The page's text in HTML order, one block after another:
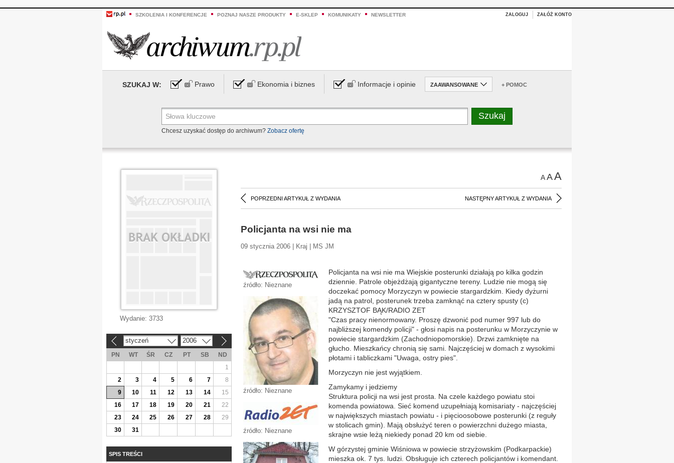
SZKOLENIA I KONFERENCJE POZNAJ NASZE PRODUKTY E-SKLEP KOMUNIKATY NEWSLETTER ZALOGUJ ZAŁÓŻ KONTO
SZUKAJ W: Prawo Ekonomia i biznes Informacje i opinie ZAAWANSOWANE + POMOC
Chcesz uzyskać dostęp do archiwum? Zobacz ofertę
AAA
POPRZEDNI ARTYKUŁ Z WYDANIA NASTĘPNY ARTYKUŁ Z WYDANIA
Policjanta na wsi nie ma
09 stycznia 2006 | Kraj | MS JM
źródło: Nieznane
źródło: Nieznane
źródło: Nieznane
Policjanta na wsi nie ma Wiejskie posterunki działają po kilka godzin
dziennie. Patrole objeżdżają gigantyczne tereny. Ludzie nie mogą się
doczekać pomocy Morzyczyn w powiecie stargardzkim. Kiedy dyżurni
jadą na patrol, posterunek trzeba zamknąć na cztery spusty (c)
KRZYSZTOF BĄK/RADIO ZET
"Czas pracy nienormowany. Proszę dzwonić pod numer 997 lub do
najbliższej komendy policji" - głosi napis na posterunku w Morzyczynie w
powiecie stargardzkim (Zachodniopomorskie). Drzwi zamknięte na
głucho. Mieszkańcy chronią się sami. Najczęściej w domach z wysokimi
płotami i tabliczkami "Uwaga, ostry pies".
Morzyczyn nie jest wyjątkiem.
Zamykamy i jedziemy
Struktura policji na wsi jest prosta. Na czele każdego powiatu stoi
komenda powiatowa. Sieć komend uzupełniają komisariaty - najczęściej
w największych miastach powiatu - i pięcioosobowe posterunki (z reguły
w stolicach gmin). Mają obsłużyć teren o powierzchni dużego miasta,
skrajne wsie leżą niekiedy ponad 20 km od siebie.
W górzystej gminie Wiśniowa w powiecie strzyżowskim (Podkarpackie)
mieszka ok. 7 tys. ludzi. Obsługuje ich czterech policjantów i komendant.
Wydanie: 3733
styczeń 2006
PN WT ŚR CZ PT SB
ND
1
2
3 4 5 6 7
8
9
10 11 12 13 14
15
16
17 18 19 20 21
22
23
24 25 26 27 28
29
30
31
SPIS TREŚCI